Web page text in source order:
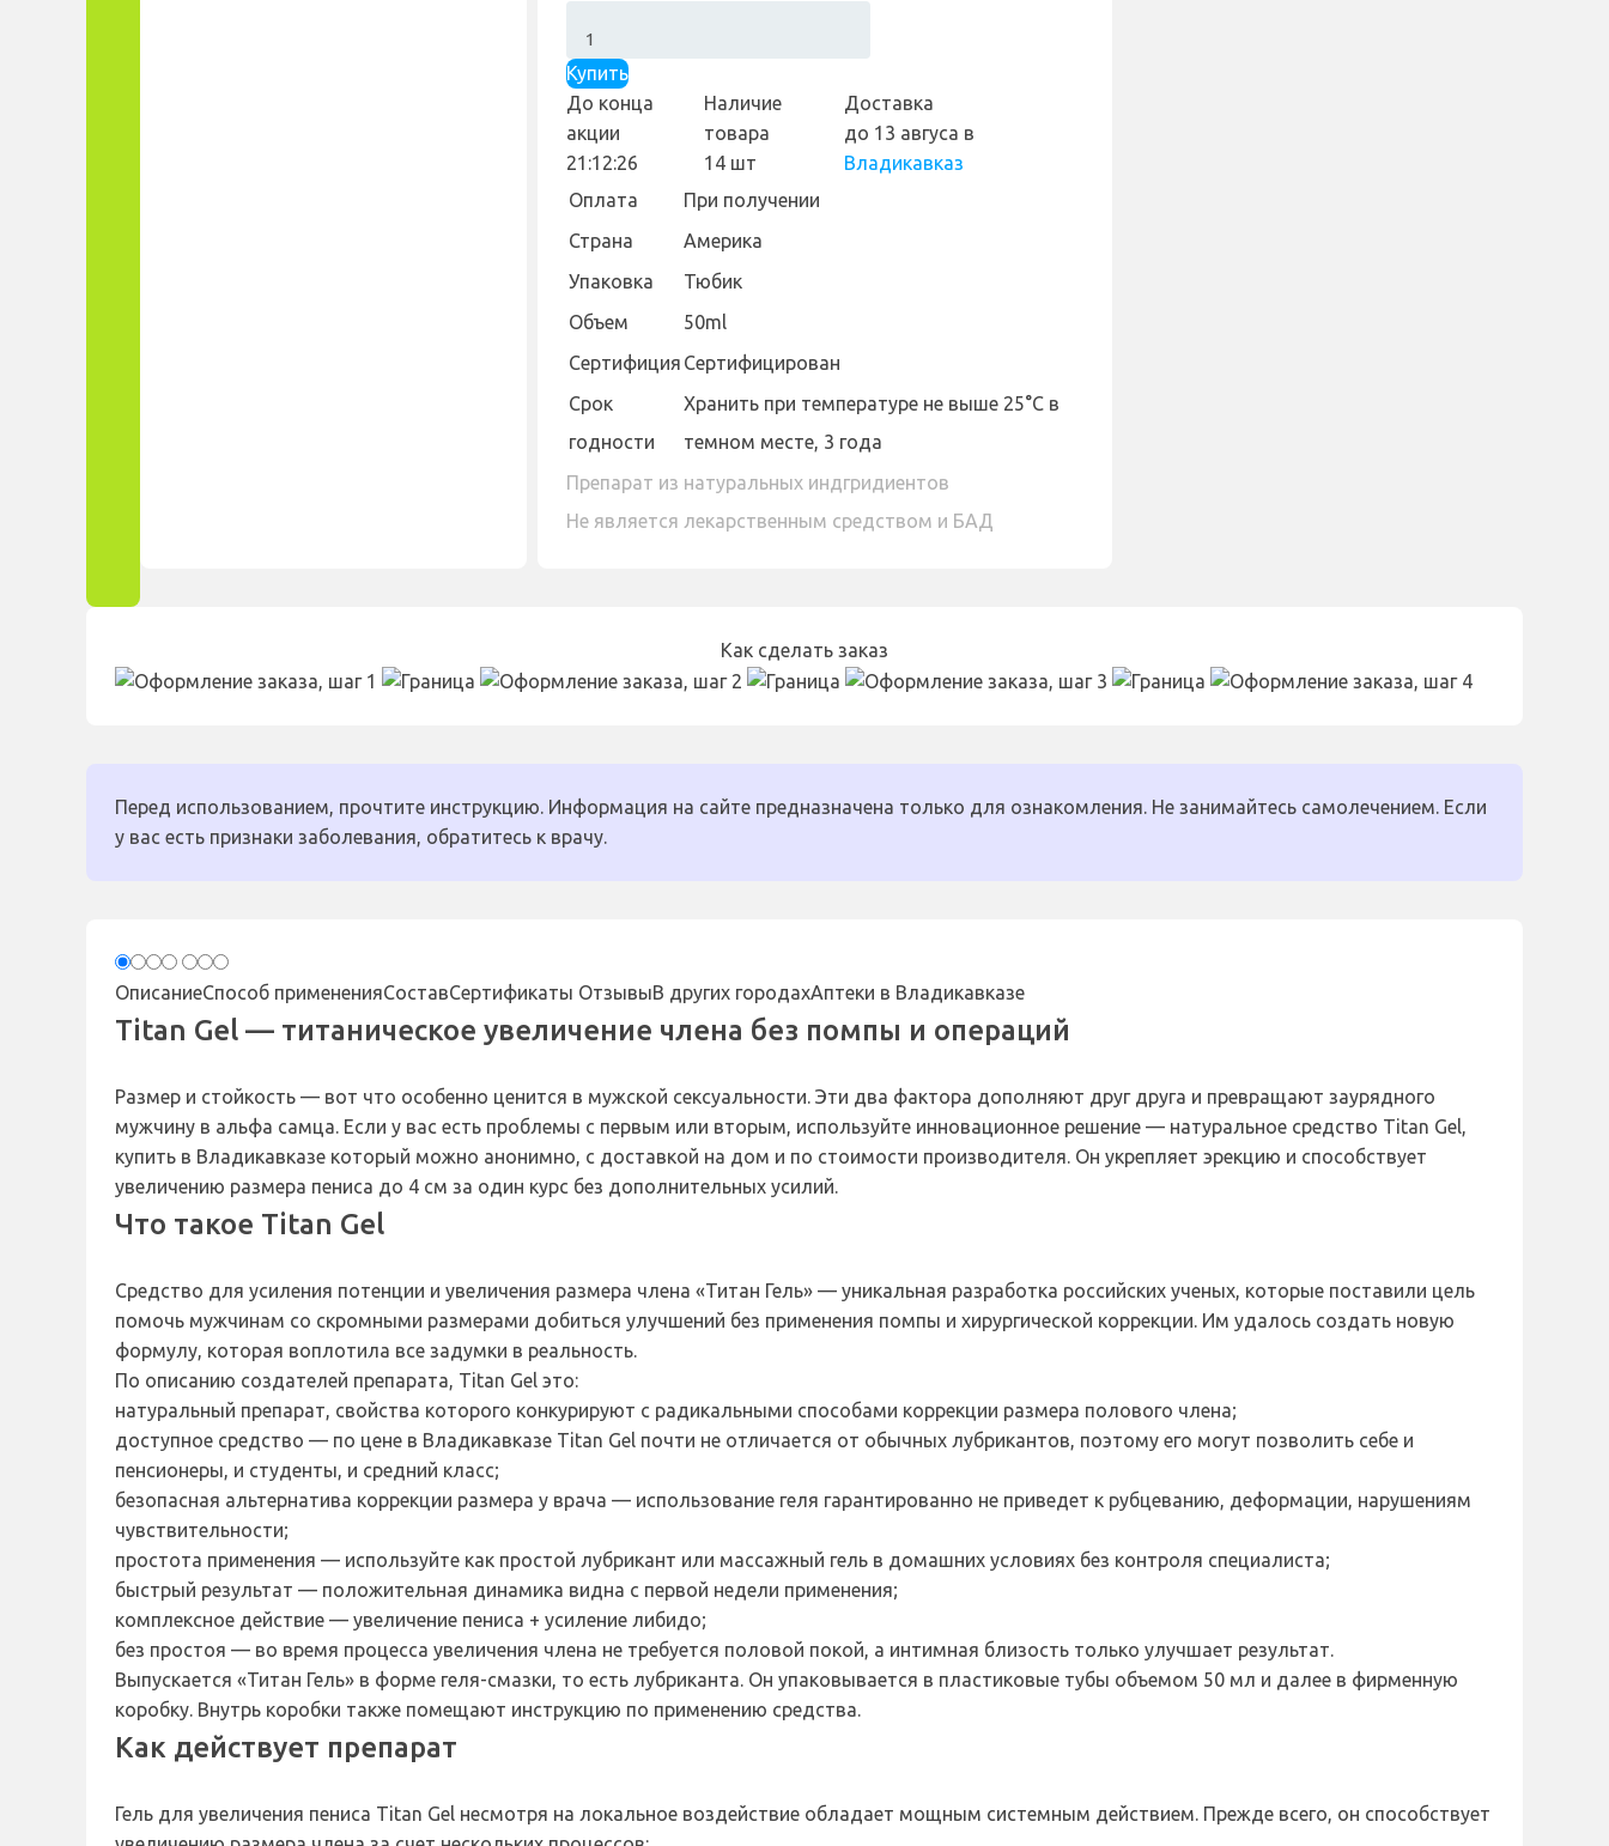
Купить
До конца
акции
21:12:25
Наличие
товара
14 шт
Доставка
до 13 авгуса в
Владикавказ
Оплата
При получении
Страна
Америка
Упаковка
Тюбик
Объем
50ml
Сертифиция Сертифицирован
Cрок
годности
Хранить при температуре не выше 25°С в
темном месте, 3 года
Препарат из натуральных индгридиентов
Не является лекарственным средством и БАД
Как сделать заказ
Перед использованием, прочтите инструкцию. Информация на сайте предназначена только для ознакомления. Не занимайтесь самолечением. Если
у вас есть признаки заболевания, обратитесь к врачу.
ОписаниеСпособ примененияСоставСертификаты ОтзывыВ других городахАптеки в Владикавказе
Titan Gel — титаническое увеличение члена без помпы и операций
Размер и стойкость — вот что особенно ценится в мужской сексуальности. Эти два фактора дополняют друг друга и превращают заурядного
мужчину в альфа самца. Если у вас есть проблемы с первым или вторым, используйте инновационное решение — натуральное средство Titan Gel,
купить в Владикавказе который можно анонимно, с доставкой на дом и по стоимости производителя. Он укрепляет эрекцию и способствует
увеличению размера пениса до 4 см за один курс без дополнительных усилий.
Что такое Titan Gel
Средство для усиления потенции и увеличения размера члена «Титан Гель» — уникальная разработка российских ученых, которые поставили цель
помочь мужчинам со скромными размерами добиться улучшений без применения помпы и хирургической коррекции. Им удалось создать новую
формулу, которая воплотила все задумки в реальность.
По описанию создателей препарата, Titan Gel это:
натуральный препарат, свойства которого конкурируют с радикальными способами коррекции размера полового члена;
доступное средство — по цене в Владикавказе Titan Gel почти не отличается от обычных лубрикантов, поэтому его могут позволить себе и
пенсионеры, и студенты, и средний класс;
безопасная альтернатива коррекции размера у врача — использование геля гарантированно не приведет к рубцеванию, деформации, нарушениям
чувствительности;
простота применения — используйте как простой лубрикант или массажный гель в домашних условиях без контроля специалиста;
быстрый результат — положительная динамика видна с первой недели применения;
комплексное действие — увеличение пениса + усиление либидо;
без простоя — во время процесса увеличения члена не требуется половой покой, а интимная близость только улучшает результат.
Выпускается «Титан Гель» в форме геля-смазки, то есть лубриканта. Он упаковывается в пластиковые тубы объемом 50 мл и далее в фирменную
коробку. Внутрь коробки также помещают инструкцию по применению средства.
Как действует препарат
Гель для увеличения пениса Titan Gel несмотря на локальное воздействие обладает мощным системным действием. Прежде всего, он способствует